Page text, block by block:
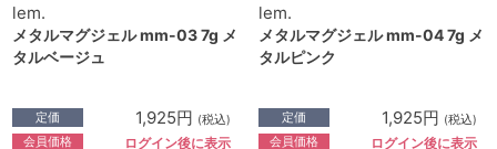
lem.
メタルマグジェル mm-03 7g メ
タルベージュ
定価 1,925円 (税込)
会員価格 ログイン後に表示
lem.
メタルマグジェル mm-04 7g メ
タルピンク
定価 1,925円 (税込)
会員価格 ログイン後に表示